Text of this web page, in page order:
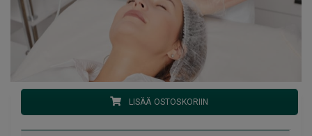
LISÄÄ OSTOSKORIIN